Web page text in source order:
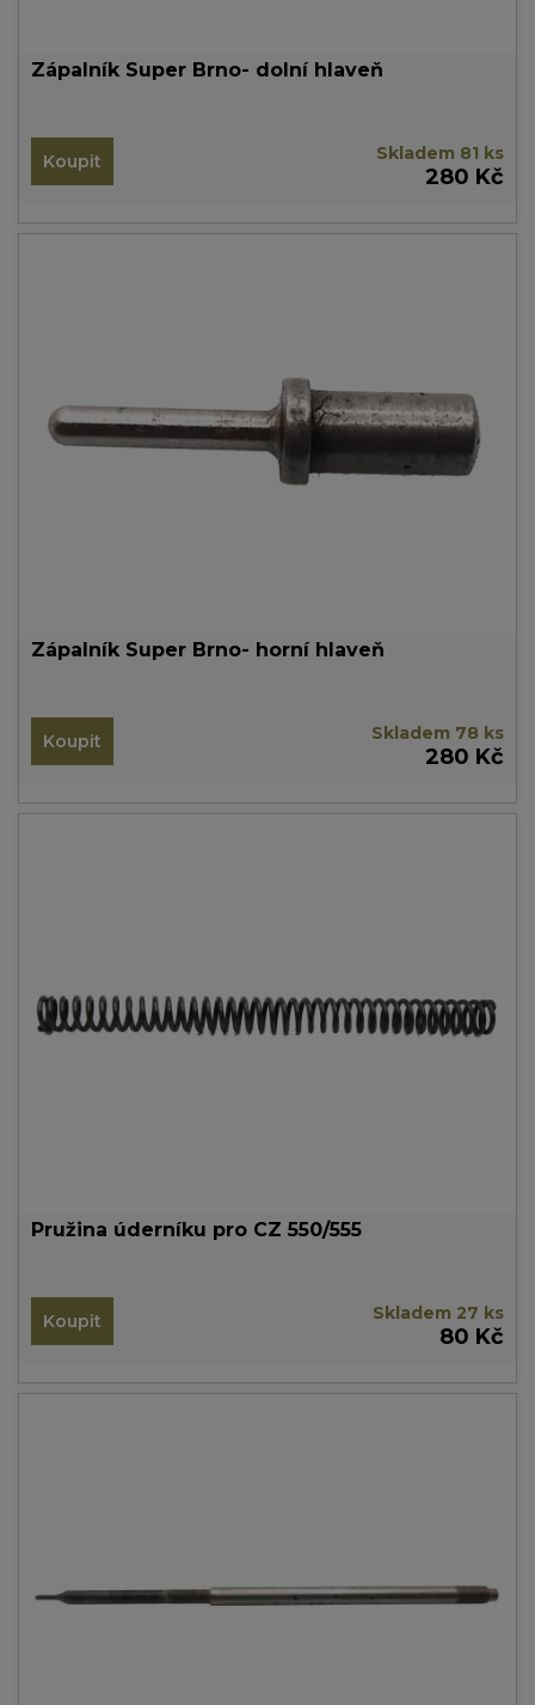
Zápalník Super Brno- dolní hlaveň
Koupit Skladem 81 ks
280 Kč
Zápalník Super Brno- horní hlaveň
Koupit Skladem 78 ks
280 Kč
Pružina úderníku pro CZ 550/555
Koupit Skladem 27 ks
80 Kč